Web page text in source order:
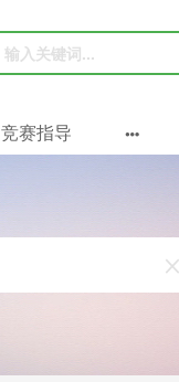
竞赛指导